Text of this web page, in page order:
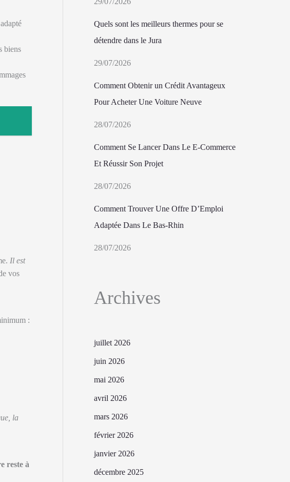
biens
Il est
vos
:
la
reste à
Quels sont les meilleurs thermes pour se
détendre dans le Jura
29/07/2026
Comment Obtenir un Crédit Avantageux
Pour Acheter Une Voiture Neuve
28/07/2026
Comment Se Lancer Dans Le E-Commerce
Et Réussir Son Projet
28/07/2026
Comment Trouver Une Offre D’Emploi
Adaptée Dans Le Bas-Rhin
28/07/2026
Archives
juillet 2026
juin 2026
mai 2026
avril 2026
mars 2026
février 2026
janvier 2026
décembre 2025